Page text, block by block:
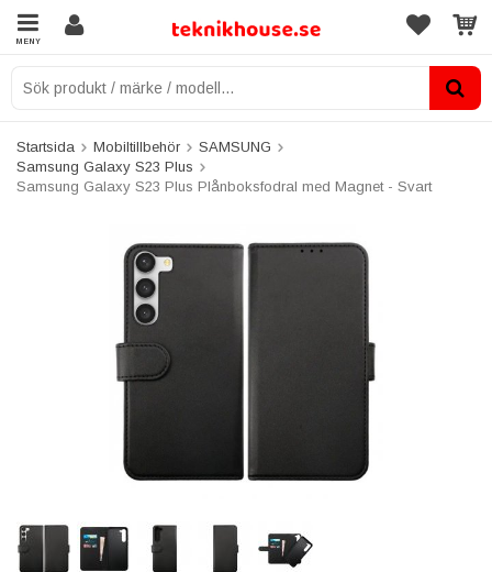
MENY
Startsida Mobiltillbehör
SAMSUNG
Samsung Galaxy S23 Plus
Samsung Galaxy S23 Plus Plånboksfodral med Magnet - Svart